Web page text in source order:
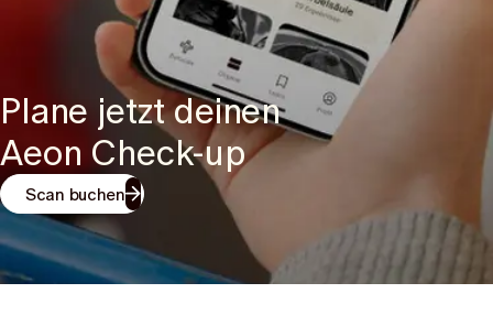
Plane jetzt deinen
Aeon Check-up
Scan buchen